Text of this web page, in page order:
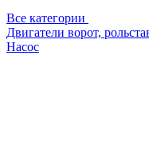
Все категории
Двигатели ворот,
Насос